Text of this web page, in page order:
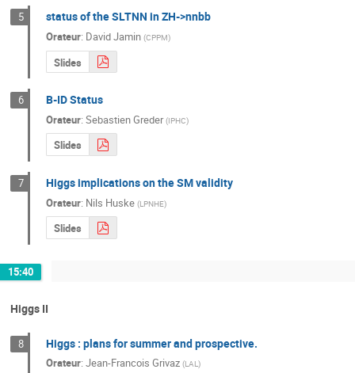
5 status of the SLTNN in ZH->nnbb
Orateur: David Jamin (CPPM)
Slides
6 B-ID Status
Orateur: Sebastien Greder (IPHC)
Slides
7 Higgs implications on the SM validity
Orateur: Nils Huske (LPNHE)
Slides
15:40
Higgs II
8 Higgs : plans for summer and prospective.
Orateur: Jean-Francois Grivaz (LAL)